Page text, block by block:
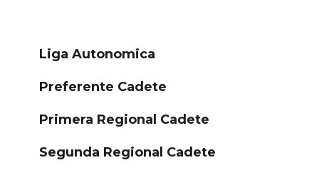
Liga Autonomica
Preferente Cadete
Primera Regional Cadete
Segunda Regional Cadete